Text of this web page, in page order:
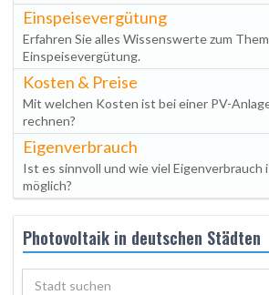
Einspeisevergütung
Erfahren Sie alles Wissenswerte zum
Einspeisevergütung.
Kosten & Preise
Mit welchen Kosten ist bei einer PV-
rechnen?
Eigenverbrauch
Ist es sinnvoll und wie viel Eigenverbrauch
möglich?
Photovoltaik in deutschen Städten